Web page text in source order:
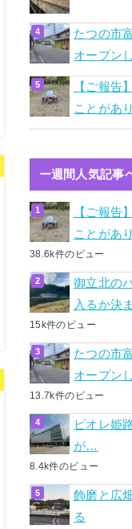
たつの市
オープン
【ご報告
ことがあ
ー週間人気記事
【ご報告
ことがあ
38.6k件のビュー
御立北の
入るか決
15k件のビュー
たつの市
オープン
13.7k件のビュー
ピオレ姫
が…
8.4k件のビュー
飾磨と広
る